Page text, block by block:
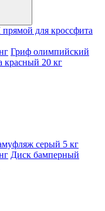
Гриф олимпийский
красный 20 кг
Диск бамперный